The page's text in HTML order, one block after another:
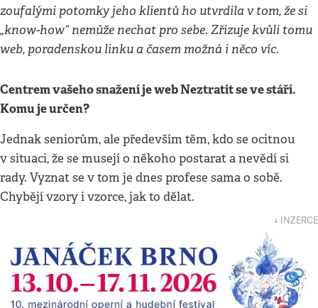
zoufalými potomky jeho klientů ho utvrdila v tom, že si
„know-how“ nemůže nechat pro sebe. Zřizuje kvůli tomu
web, poradenskou linku a časem možná i něco víc.
Centrem vašeho snažení je web Neztratit se ve stáří.
Komu je určen?
Jednak seniorům, ale především těm, kdo se ocitnou
v situaci, že se musejí o někoho postarat a nevědí si
rady. Vyznat se v tom je dnes profese sama o sobě.
Chybějí vzory i vzorce, jak to dělat.
↓ INZERCE